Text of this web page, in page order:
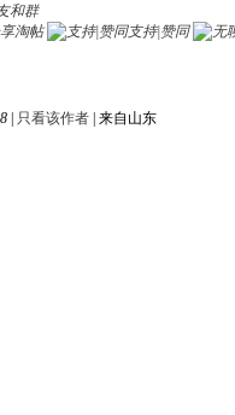
和群
淘帖
支持|赞同
只看该作者 来自山东